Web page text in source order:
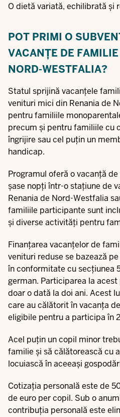
O dietă variată, echilibrată și
POT PRIMI O
VACANȚE DE
NORD-WESTFALIA?
Statul sprijină vacanțele
venituri mici din Renania de
pentru familiile
precum și pentru familiile cu
îngrijire sau cel puțin un
handicap.
Programul oferă o vacanță
șase nopți într-o stațiune de
Renania de Nord-Westfalia
familiile participante sunt
și diverse activități pentru
Finanțarea vacanțelor de
venituri reduse se bazează
în conformitate cu secțiunea
german. Participarea la
doar o dată la doi ani. Acest
care au călătorit în vacanța
eligibile pentru a participa în
Acel puțin un copil minor
familie și să călătorească cu
locuiască în aceeași
Cotizația personală este de
de euro per copil. Sub o
contribuția personală este